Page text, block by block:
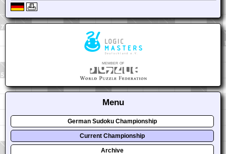
member of
Menu
German Sudoku Championship
Current Championship
Archive